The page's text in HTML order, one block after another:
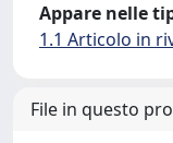
Appare nelle
1.1 Articolo in
File in questo